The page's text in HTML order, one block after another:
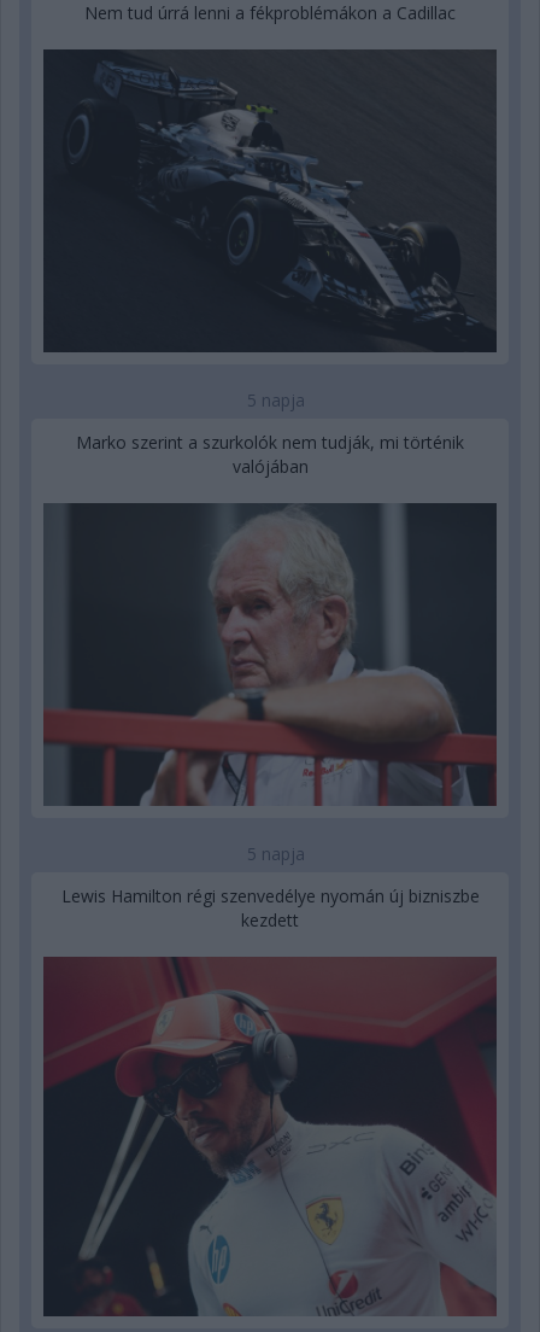
Nem tud úrrá lenni a fékproblémákon a Cadillac
5 napja
Marko szerint a szurkolók nem tudják, mi történik
valójában
5 napja
Lewis Hamilton régi szenvedélye nyomán új bizniszbe
kezdett